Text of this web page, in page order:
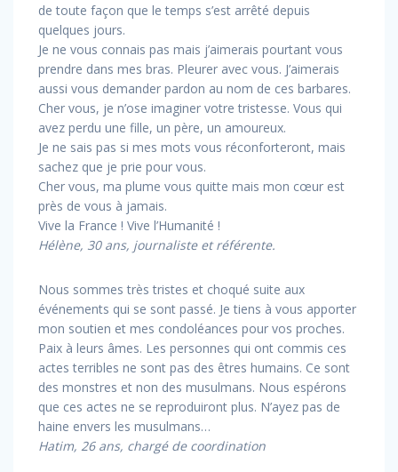
de toute façon que le temps s’est arrêté depuis
quelques jours.
Je ne vous connais pas mais j’aimerais pourtant vous
prendre dans mes bras. Pleurer avec vous. J’aimerais
aussi vous demander pardon au nom de ces barbares.
Cher vous, je n’ose imaginer votre tristesse. Vous qui
avez perdu une fille, un père, un amoureux.
Je ne sais pas si mes mots vous réconforteront, mais
sachez que je prie pour vous.
Cher vous, ma plume vous quitte mais mon cœur est
près de vous à jamais.
Vive la France ! Vive l’Humanité !
Hélène, 30 ans, journaliste et référente.
Nous sommes très tristes et choqué suite aux
événements qui se sont passé. Je tiens à vous apporter
mon soutien et mes condoléances pour vos proches.
Paix à leurs âmes. Les personnes qui ont commis ces
actes terribles ne sont pas des êtres humains. Ce sont
des monstres et non des musulmans. Nous espérons
que ces actes ne se reproduiront plus. N’ayez pas de
haine envers les musulmans…
Hatim, 26 ans, chargé de coordination